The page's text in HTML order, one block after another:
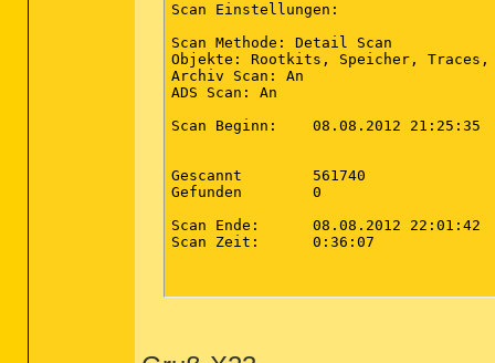
Scan Einstellungen:
Scan Methode: Detail Scan
Objekte: Rootkits, Speicher,
Archiv Scan: An
ADS Scan: An
Scan Beginn:	08.08.2012 21:25:35
Gescannt	561740
Gefunden	0
Scan Ende:	08.08.2012 22:01:42
Scan Zeit:	0:36:07